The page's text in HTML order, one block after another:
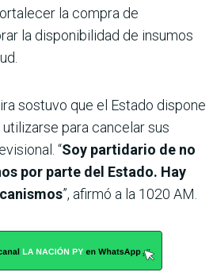
la compra de
la disponibilidad de insumos
sostuvo que el Estado dispone
para cancelar sus
“Soy partidario de no
por parte del Estado. Hay
”, afirmó a la 1020 AM.